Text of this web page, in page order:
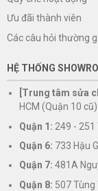
Ưu đãi thành viên
Các câu hỏi thường
HỆ THỐNG
[Trung tâm sửa
HCM (Quận 10 cũ)
Quận 1: 249 - 251
Quận 6: 733 Hậu
Quận 7: 481A
Quận 8: 507 Tùng